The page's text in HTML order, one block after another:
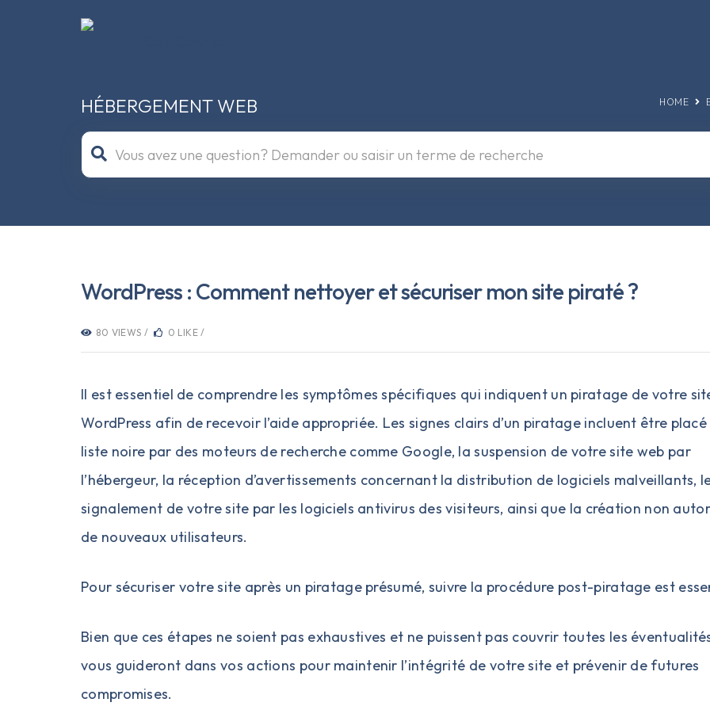
HÉBERGEMENT WEB HOME
WordPress : Comment nettoyer et sécuriser mon site piraté ?
80 VIEWS / 0 LIKE /
Il est essentiel de comprendre les symptômes spécifiques qui indiquent un piratage de votre
WordPress afin de recevoir l’aide appropriée. Les signes clairs d’un piratage incluent être placé
liste noire par des moteurs de recherche comme Google, la suspension de votre site web par
l’hébergeur, la réception d’avertissements concernant la distribution de logiciels malveillants,
signalement de votre site par les logiciels antivirus des visiteurs, ainsi que la création non
de nouveaux utilisateurs.
Pour sécuriser votre site après un piratage présumé, suivre la procédure post-piratage est
Bien que ces étapes ne soient pas exhaustives et ne puissent pas couvrir toutes les
vous guideront dans vos actions pour maintenir l’intégrité de votre site et prévenir de futures
compromises.